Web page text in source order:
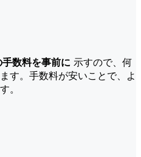
数料を事前に 示すので、何
す。手数料が安いことで、よ
。